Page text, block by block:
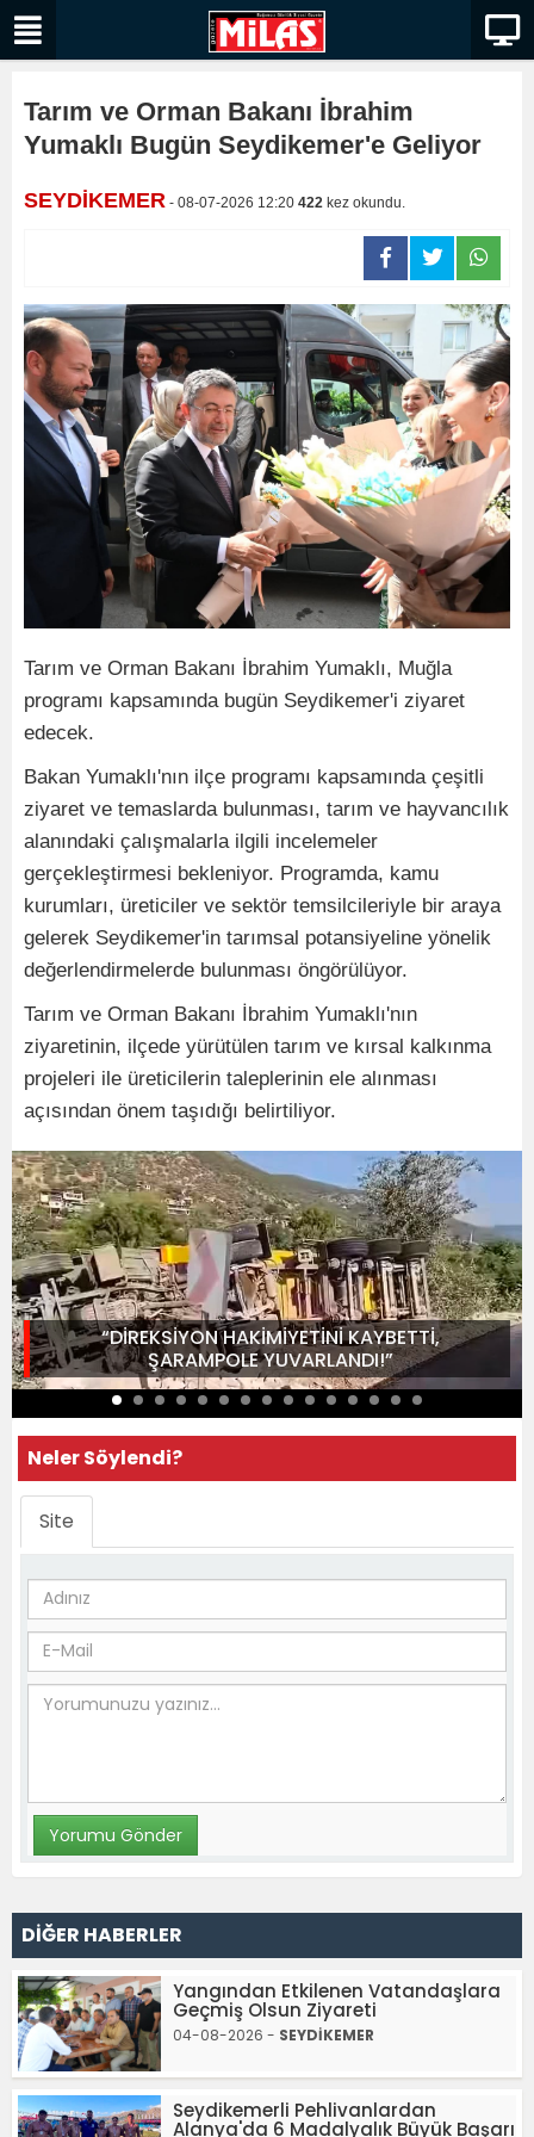
Tarım ve Orman Bakanı İbrahim
Yumaklı Bugün Seydikemer'e Geliyor
SEYDİKEMER - 08-07-2026 12:20 422 kez okundu.
Tarım ve Orman Bakanı İbrahim Yumaklı, Muğla
programı kapsamında bugün Seydikemer'i ziyaret
edecek.
Bakan Yumaklı'nın ilçe programı kapsamında çeşitli
ziyaret ve temaslarda bulunması, tarım ve hayvancılık
alanındaki çalışmalarla ilgili incelemeler
gerçekleştirmesi bekleniyor. Programda, kamu
kurumları, üreticiler ve sektör temsilcileriyle bir araya
gelerek Seydikemer'in tarımsal potansiyeline yönelik
değerlendirmelerde bulunması öngörülüyor.
Tarım ve Orman Bakanı İbrahim Yumaklı'nın
ziyaretinin, ilçede yürütülen tarım ve kırsal kalkınma
projeleri ile üreticilerin taleplerinin ele alınması
açısından önem taşıdığı belirtiliyor.
“DİREKSİYON HAKİMİYETİNİ KAYBETTİ,
ŞARAMPOLE YUVARLANDI!”
Neler Söylendi?
Site
DİĞER HABERLER
Yangından Etkilenen Vatandaşlara
Geçmiş Olsun Ziyareti
04-08-2026 - SEYDİKEMER
Seydikemerli Pehlivanlardan
Alanya'da 6 Madalyalık Büyük Başarı